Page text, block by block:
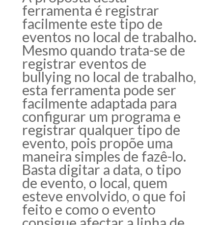
ferramenta é registrar
facilmente este tipo de
eventos no local de trabalho.
Mesmo quando trata-se de
registrar eventos de
bullying no local de trabalho,
esta ferramenta pode ser
facilmente adaptada para
configurar um programa e
registrar qualquer tipo de
evento, pois propõe uma
maneira simples de fazê-lo.
Basta digitar a data, o tipo
de evento, o local, quem
esteve envolvido, o que foi
feito e como o evento